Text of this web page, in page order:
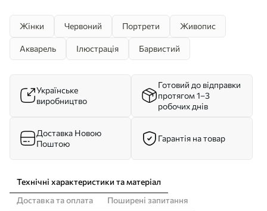
Жінки Червоний Портрети Живопис
Акварель Ілюстрація Барвистий
Українське
виробництво
Готовий до відправки
протягом 1–3
робочих днів
Доставка Новою
Поштою
Гарантія на товар
Технічні характеристики та матеріал
Доставка та оплата
Поширені запитання